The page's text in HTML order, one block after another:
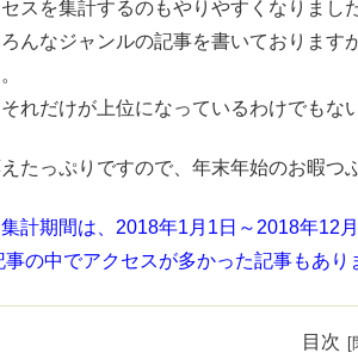
スを集計するのもやりやすくなりまし
んなジャンルの記事を書いておりま
れだけが上位になっているわけでもな
たっぷりですので、年末年始のお暇つ
計期間は、2018年1月1日～2018年12月
の中でアクセスが多かった記事もあり
目次